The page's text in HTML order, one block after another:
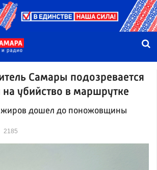
Самары подозревается
убийство в маршрутке
дошел до поножовщины
2185